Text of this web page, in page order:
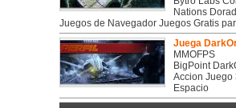
Nations
Juegos de Navegador Juegos Gratis
Juega
MMOFPS
BigPoint
Accion Juego
Espacio